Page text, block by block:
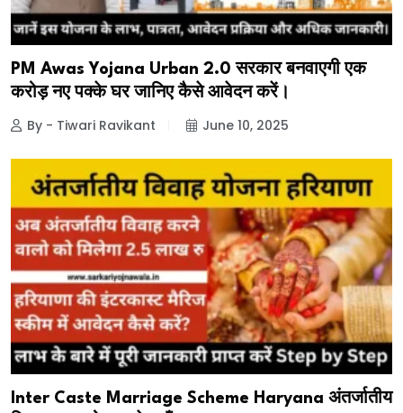
PM Awas Yojana Urban 2.0 सरकार बनवाएगी एक
करोड़ नए पक्के घर जानिए कैसे आवेदन करें।
By - Tiwari Ravikant June 10, 2025
Inter Caste Marriage Scheme Haryana अंतर्जातीय